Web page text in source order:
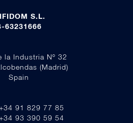
S.L.
63231666
la Industria Nº 32
(Madrid)
Spain
91 829 77 85
93 390 59 54